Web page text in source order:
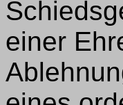
einer